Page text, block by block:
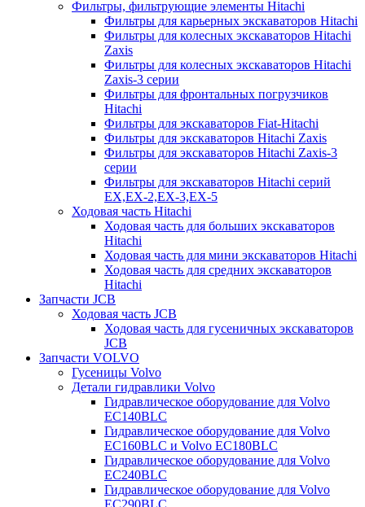
Фильтры, фильтрующие элементы Hitachi
Фильтры для карьерных экскаваторов Hitachi
Фильтры для колесных экскаваторов Hitachi
Zaxis
Фильтры для колесных экскаваторов Hitachi
Zaxis-3 серии
Фильтры для фронтальных погрузчиков
Hitachi
Фильтры для экскаваторов Fiat-Hitachi
Фильтры для экскаваторов Hitachi Zaxis
Фильтры для экскаваторов Hitachi Zaxis-3
серии
Фильтры для экскаваторов Hitachi серий
EX,EX-2,EX-3,EX-5
Ходовая часть Hitachi
Ходовая часть для больших экскаваторов
Hitachi
Ходовая часть для мини экскаваторов Hitachi
Ходовая часть для средних экскаваторов
Hitachi
Запчасти JCB
Ходовая часть JCB
Ходовая часть для гусеничных экскаваторов
JCB
Запчасти VOLVO
Гусеницы Volvo
Детали гидравлики Volvo
Гидравлическое оборудование для Volvo
EC140BLC
Гидравлическое оборудование для Volvo
EC160BLC и Volvo EC180BLC
Гидравлическое оборудование для Volvo
EC240BLC
Гидравлическое оборудование для Volvo
EC290BLC